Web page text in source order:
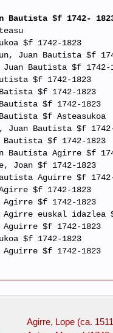
Bautista $f 1742-
$f 1742-1823
Juan Bautista $f
Bautista $f 1742-
$f 1742-1823
$f 1742-1823
$f 1742-1823
$f Asteasukoa
Juan Bautista $f
$f 1742-1823
Bautista Agirre $f
Joan $f 1742-1823
Aguirre $f
$f 1742-1823
$f 1742-1823
Agirre euskal idazlea
$f 1742-1823
$f 1742-1823
$f 1742-1823
Agirre, Lope (ca.